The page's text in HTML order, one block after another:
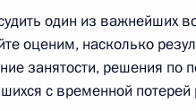
новой
один из важнейших
оценим, насколько
занятости, решения по
с временной